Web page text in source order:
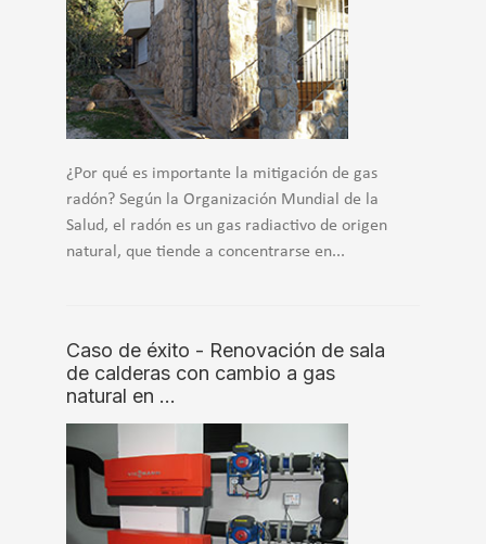
¿Por qué es importante la mitigación de gas
radón? Según la Organización Mundial de la
Salud, el radón es un gas radiactivo de origen
natural, que tiende a concentrarse en...
Caso de éxito - Renovación de sala
de calderas con cambio a gas
natural en …